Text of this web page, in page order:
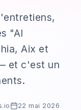
"AI
Aix et
et c'est un
22 mai 2026